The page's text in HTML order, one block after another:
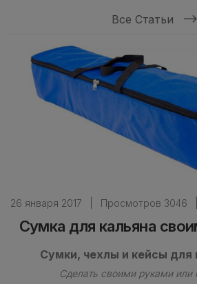
Все Статьи
26 января 2017 Просмотров 3046
Сумка для кальяна
Сумки, чехлы и кейсы для
Сделать своими руками или